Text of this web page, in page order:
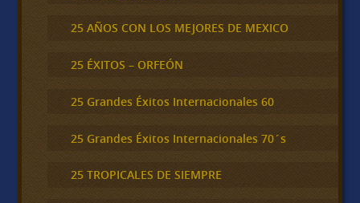
25 AÑOS CON LOS MEJORES DE MEXICO
25 ÉXITOS – ORFEÓN
25 Grandes Éxitos Internacionales 60
25 Grandes Éxitos Internacionales 70´s
25 TROPICALES DE SIEMPRE